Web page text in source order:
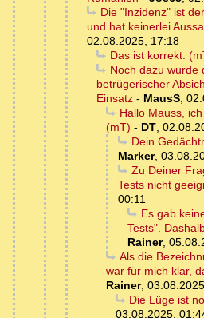
Die "Inzidenz" ist
und hat keinerlei
02.08.2025, 17:18
Das ist korrekt.
Noch dazu wurde
betrügerischer
Einsatz - MausS,
Hallo Mauss,
(mT) - DT,
Dein
Marker,
Zu Deiner
Tests nicht
00:11
Es gab
Tests".
Rainer,
Als die
war für mich klar,
Rainer,
Die Lüge ist
03.08.2025,